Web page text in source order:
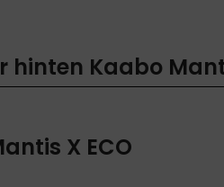
hinten Kaabo
X ECO